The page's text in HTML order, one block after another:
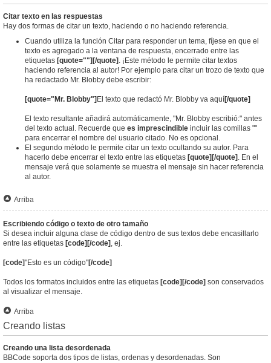
Citar texto en las respuestas
Hay dos formas de citar un texto, haciendo o no haciendo referencia.
Cuando utiliza la función Citar para responder un tema, fíjese en que el
texto es agregado a la ventana de respuesta, encerrado entre las
etiquetas [quote=""][/quote] . ¡Este método le permite citar textos
haciendo referencia al autor! Por ejemplo para citar un trozo de texto que
ha redactado Mr. Blobby debe escribir:
[quote="Mr. Blobby"] El texto que redactó Mr. Blobby va aquí[/quote]
El texto resultante añadirá automáticamente, "Mr. Blobby escribió:" antes
del texto actual. Recuerde que es imprescindible incluir las comillas ""
para encerrar el nombre del usuario citado. No es opcional.
El segundo método le permite citar un texto ocultando su autor. Para
hacerlo debe encerrar el texto entre las etiquetas [quote][/quote] . En el
mensaje verá que solamente se muestra el mensaje sin hacer referencia
al autor.
Arriba
Escribiendo código o texto de otro tamaño
Si desea incluir alguna clase de código dentro de sus textos debe encasillarlo
entre las etiquetas [code][/code] , ej.
[code]"Esto es un código"[/code]
Todos los formatos incluidos entre las etiquetas [code][/code] son conservados
al visualizar el mensaje.
Arriba
Creando listas
Creando una lista desordenada
BBCode soporta dos tipos de listas, ordenas y desordenadas. Son